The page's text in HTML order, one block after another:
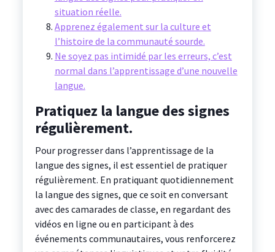
situation réelle.
Apprenez également sur la culture et
l’histoire de la communauté sourde.
Ne soyez pas intimidé par les erreurs, c’est
normal dans l’apprentissage d’une nouvelle
langue.
Pratiquez la langue des signes
régulièrement.
Pour progresser dans l’apprentissage de la
langue des signes, il est essentiel de pratiquer
régulièrement. En pratiquant quotidiennement
la langue des signes, que ce soit en conversant
avec des camarades de classe, en regardant des
vidéos en ligne ou en participant à des
événements communautaires, vous renforcerez